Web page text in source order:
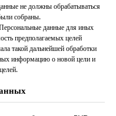
не должны обрабатываться
собраны.
данные для иных
предполагаемых целей
такой дальнейшей обработки
информацию о новой цели и